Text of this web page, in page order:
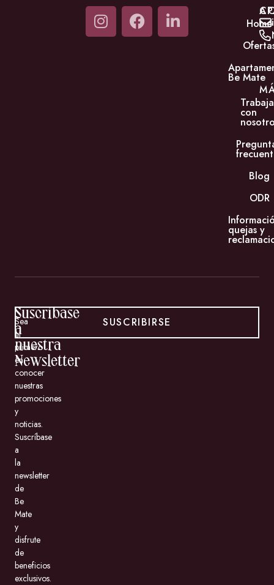
Home
Be Mate
Trabaja
con
Blog
ODR
quejas y
Suscríbase
a
nuestra
Newsletter
Sea
el
primero
en
conocer
nuestras
promociones
y
noticias.
Suscríbase
a
la
newsletter
de
Be
Mate
y
disfrute
de
beneficios
exclusivos.
SUSCRIBIRSE